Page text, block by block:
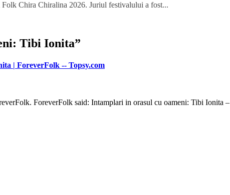
Chira Chiralina 2026. Juriul festivalului a fost...
Tibi Ionita”
| ForeverFolk -- Topsy.com
ForeverFolk said: Intamplari in orasul cu oameni: Tibi Ionita –